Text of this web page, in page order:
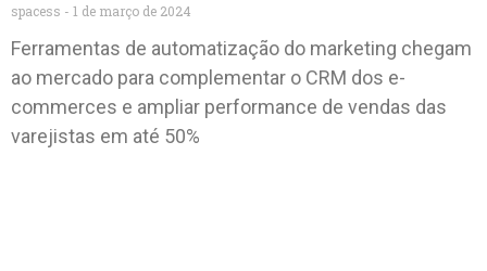
spacess 1 de março de 2024
Ferramentas de automatização do marketing chegam
ao mercado para complementar o CRM dos e-
commerces e ampliar performance de vendas das
varejistas em até 50%